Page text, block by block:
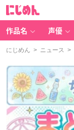
作品名 声優
にじめん > ニュース >